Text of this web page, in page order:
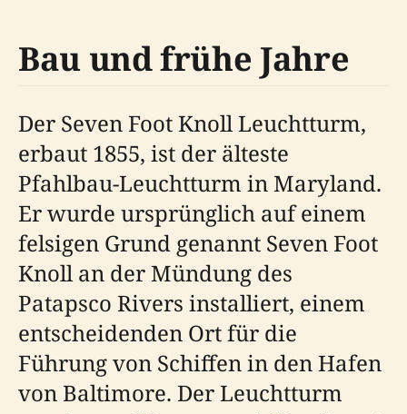
Bau und frühe Jahre
Der Seven Foot Knoll Leuchtturm,
erbaut 1855, ist der älteste
Pfahlbau-Leuchtturm in Maryland.
Er wurde ursprünglich auf einem
felsigen Grund genannt Seven Foot
Knoll an der Mündung des
Patapsco Rivers installiert, einem
entscheidenden Ort für die
Führung von Schiffen in den Hafen
von Baltimore. Der Leuchtturm